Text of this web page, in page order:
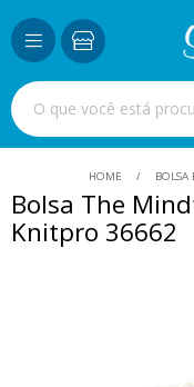
HOME BOLSA
Bolsa The
Knitpro 36662